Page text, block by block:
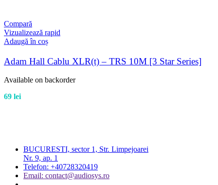
Compară
Vizualizează rapid
Adaugă în coș
Adam Hall Cablu XLR(t) – TRS 10M [3 Star Series]
Available on backorder
69 lei
BUCURESTI, sector 1, Str. Limpejoarei
Nr. 9, ap. 1
Telefon: +40728320419
Email: contact@audiosys.ro